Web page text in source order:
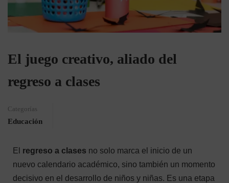
El juego creativo, aliado del
regreso a clases
Categorías
Educación
El regreso a clases no solo marca el inicio de un
nuevo calendario académico, sino también un momento
decisivo en el desarrollo de niños y niñas. Es una etapa